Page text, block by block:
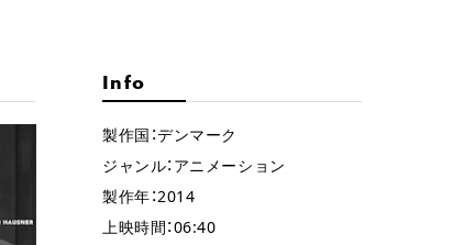
Info
製作国：デンマーク
ジャンル：アニメーション
製作年：2014
上映時間：06:40